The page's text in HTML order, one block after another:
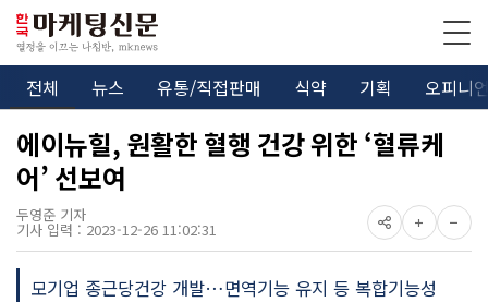
전체 뉴스 유통/직접판매 식약 기획 오피니
에이뉴힐, 원활한 혈행 건강 위한 ‘혈류케
어’ 선보여
두영준 기자
기사 입력 : 2023-12-26 11:02:31
모기업 종근당건강 개발…면역기능 유지 등 복합기능성